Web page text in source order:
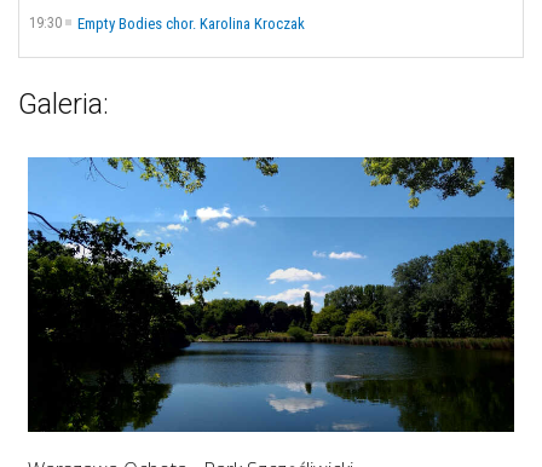
19:30 Empty Bodies chor. Karolina Kroczak
Galeria: